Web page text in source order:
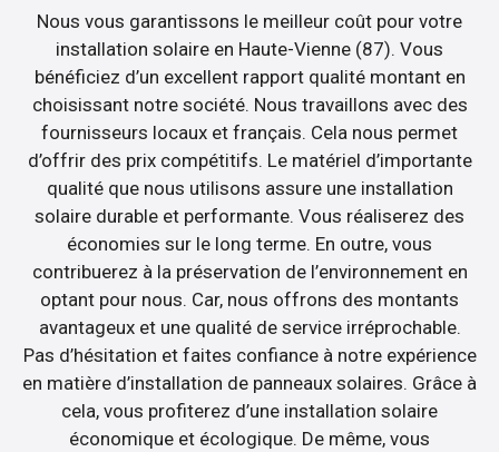
Nous vous garantissons le meilleur coût pour votre
installation solaire en Haute-Vienne (87). Vous
bénéficiez d’un excellent rapport qualité montant en
choisissant notre société. Nous travaillons avec des
fournisseurs locaux et français. Cela nous permet
d’offrir des prix compétitifs. Le matériel d’importante
qualité que nous utilisons assure une installation
solaire durable et performante. Vous réaliserez des
économies sur le long terme. En outre, vous
contribuerez à la préservation de l’environnement en
optant pour nous. Car, nous offrons des montants
avantageux et une qualité de service irréprochable.
Pas d’hésitation et faites confiance à notre expérience
en matière d’installation de panneaux solaires. Grâce à
cela, vous profiterez d’une installation solaire
économique et écologique. De même, vous